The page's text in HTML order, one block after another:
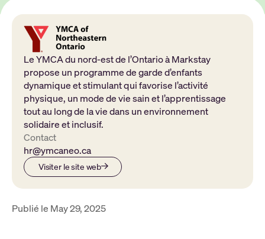
Le YMCA du nord-est de l’Ontario à Markstay
propose un programme de garde d’enfants
dynamique et stimulant qui favorise l’activité
physique, un mode de vie sain et l’apprentissage
tout au long de la vie dans un environnement
solidaire et inclusif.
Contact
hr@ymcaneo.ca
Visiter le site web
Publié le May 29, 2025